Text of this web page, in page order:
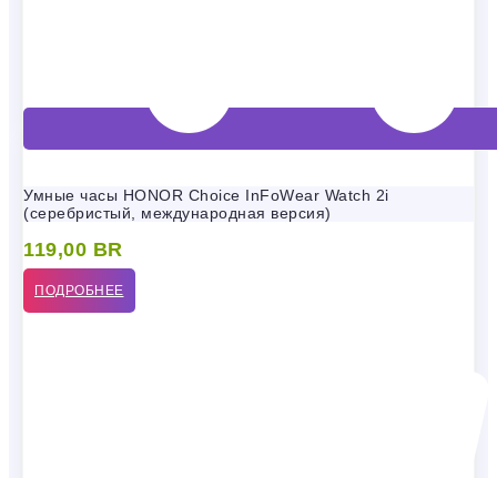
Умные часы HONOR Choice InFoWear Watch 2i
(серебристый, международная версия)
119,00 BR
ПОДРОБНЕЕ